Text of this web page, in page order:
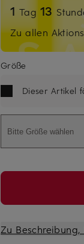
1 Tag 13
Zu allen
Größe
Dieser Artikel
Bitte Größe wählen
Zu